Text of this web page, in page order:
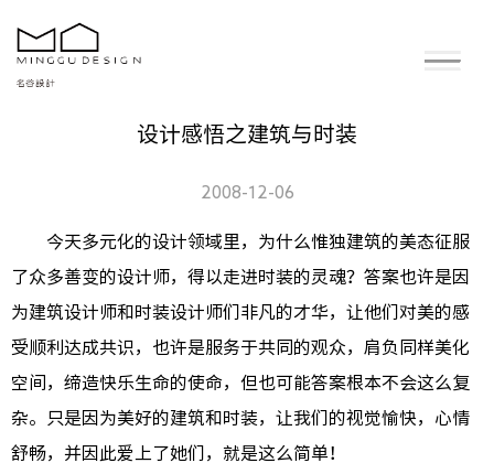
设计感悟之建筑与时装
2008-12-06
今天多元化的设计领域里，为什么惟独建筑的美态征服
了众多善变的设计师，得以走进时装的灵魂？答案也许是因
为建筑设计师和时装设计师们非凡的才华，让他们对美的感
受顺利达成共识，也许是服务于共同的观众，肩负同样美化
空间，缔造快乐生命的使命，但也可能答案根本不会这么复
杂。只是因为美好的建筑和时装，让我们的视觉愉快，心情
舒畅，并因此爱上了她们，就是这么简单！